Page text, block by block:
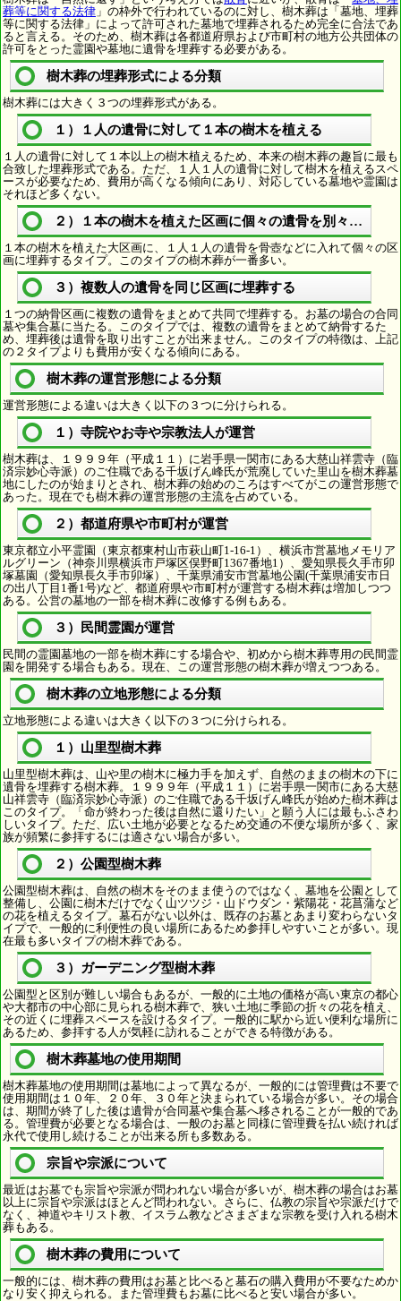
葬等に関する法律 」の枠外で行われているのに対し、樹木葬は「墓地、埋葬
等に関する法律」によって許可された墓地で埋葬されるため完全に合法であ
ると言える。そのため、樹木葬は各都道府県および市町村の地方公共団体の
許可をとった霊園や墓地に遺骨を埋葬する必要がある。
樹木葬の埋葬形式による分類
樹木葬には大きく３つの埋葬形式がある。
１）１人の遺骨に対して１本の樹木を植える
１人の遺骨に対して１本以上の樹木植えるため、本来の樹木葬の趣旨に最も
合致した埋葬形式である。ただ、１人１人の遺骨に対して樹木を植えるスペ
ースが必要なため、費用が高くなる傾向にあり、対応している墓地や霊園は
それほど多くない。
２）１本の樹木を植えた区画に個々の遺骨を別々に埋葬
１本の樹木を植えた大区画に、１人１人の遺骨を骨壺などに入れて個々の区
画に埋葬するタイプ。このタイプの樹木葬が一番多い。
３）複数人の遺骨を同じ区画に埋葬する
１つの納骨区画に複数の遺骨をまとめて共同で埋葬する。お墓の場合の合同
墓や集合墓に当たる。このタイプでは、複数の遺骨をまとめて納骨するた
め、埋葬後は遺骨を取り出すことが出来ません。このタイプの特徴は、上記
の２タイプよりも費用が安くなる傾向にある。
樹木葬の運営形態による分類
運営形態による違いは大きく以下の３つに分けられる。
１）寺院やお寺や宗教法人が運営
樹木葬は、１９９９年（平成１１）に岩手県一関市にある大慈山祥雲寺（臨
済宗妙心寺派）のご住職である千坂げん峰氏が荒廃していた里山を樹木葬墓
地にしたのが始まりとされ、樹木葬の始めのころはすべてがこの運営形態で
あった。現在でも樹木葬の運営形態の主流を占めている。
２）都道府県や市町村が運営
東京都立小平霊園（東京都東村山市萩山町1-16-1）、横浜市営墓地メモリア
ルグリーン（神奈川県横浜市戸塚区俣野町1367番地1）、愛知県長久手市卯
塚墓園（愛知県長久手市卯塚）、千葉県浦安市営墓地公園(千葉県浦安市日
の出八丁目1番1号)など、都道府県や市町村が運営する樹木葬は増加しつつ
ある。公営の墓地の一部を樹木葬に改修する例もある。
３）民間霊園が運営
民間の霊園墓地の一部を樹木葬にする場合や、初めから樹木葬専用の民間霊
園を開発する場合もある。現在、この運営形態の樹木葬が増えつつある。
樹木葬の立地形態による分類
立地形態による違いは大きく以下の３つに分けられる。
１）山里型樹木葬
山里型樹木葬は、山や里の樹木に極力手を加えず、自然のままの樹木の下に
遺骨を埋葬する樹木葬。１９９９年（平成１１）に岩手県一関市にある大慈
山祥雲寺（臨済宗妙心寺派）のご住職である千坂げん峰氏が始めた樹木葬は
このタイプ。「命が終わった後は自然に還りたい」と願う人には最もふさわ
しいタイプ。ただ、広い土地が必要となるため交通の不便な場所が多く、家
族が頻繁に参拝するには適さない場合が多い。
２）公園型樹木葬
公園型樹木葬は、自然の樹木をそのまま使うのではなく、墓地を公園として
整備し、公園に樹木だけでなく山ツツジ・山ドウダン・紫陽花・花菖蒲など
の花を植えるタイプ。墓石がない以外は、既存のお墓とあまり変わらないタ
イプで、一般的に利便性の良い場所にあるため参拝しやすいことが多い。現
在最も多いタイプの樹木葬である。
３）ガーデニング型樹木葬
公園型と区別が難しい場合もあるが、一般的に土地の価格が高い東京の都心
や大都市の中心部に見られる樹木葬で、狭い土地に季節の折々の花を植え、
その近くに埋葬スペースを設けるタイプ。一般的に駅から近い便利な場所に
あるため、参拝する人が気軽に訪れることができる特徴がある。
樹木葬墓地の使用期間
樹木葬墓地の使用期間は墓地によって異なるが、一般的には管理費は不要で
使用期間は１０年、２０年、３０年と決まられている場合が多い。その場合
は、期間が終了した後は遺骨が合同墓や集合墓へ移されることが一般的であ
る。管理費が必要となる場合は、一般のお墓と同様に管理費を払い続ければ
永代で使用し続けることが出来る所も多数ある。
宗旨や宗派について
最近はお墓でも宗旨や宗派が問われない場合が多いが、樹木葬の場合はお墓
以上に宗旨や宗派はほとんど問われない。さらに、仏教の宗旨や宗派だけで
なく、神道やキリスト教、イスラム教などさまざまな宗教を受け入れる樹木
葬もある。
樹木葬の費用について
一般的には、樹木葬の費用はお墓と比べると墓石の購入費用が不要なためか
なり安く抑えられる。また管理費もお墓に比べると安い場合が多い。